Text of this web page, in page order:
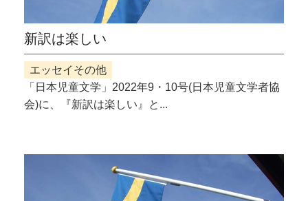
新訳は楽しい
エッセイその他
「日本児童文学」2022年9・10号(日本児童文学者協
会)に、『新訳は楽しい』と...